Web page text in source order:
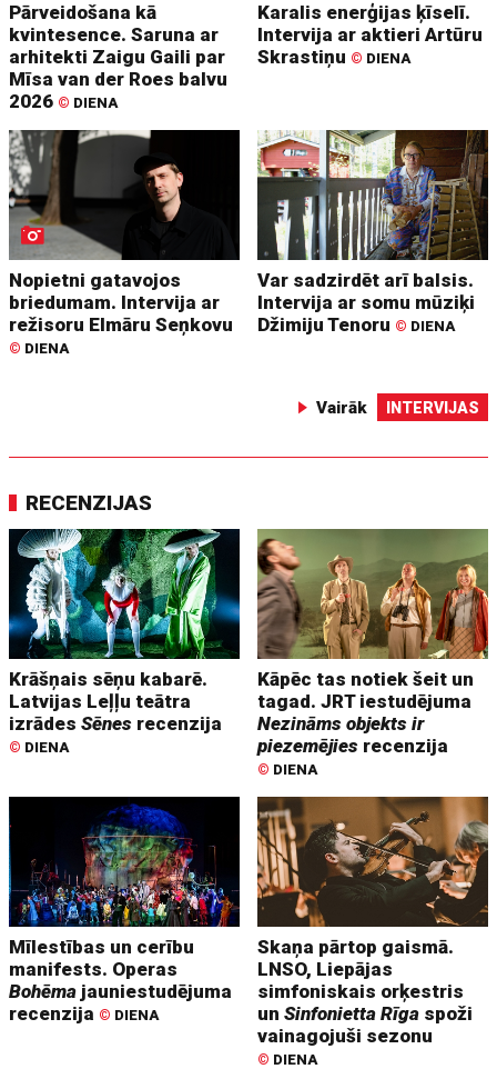
Pārveidošana kā
kvintesence. Saruna ar
arhitekti Zaigu Gaili par
Mīsa van der Roes balvu
2026 © DIENA
Karalis enerģijas ķīselī.
Intervija ar aktieri Artūru
Skrastiņu © DIENA
Nopietni gatavojos
briedumam. Intervija ar
režisoru Elmāru Seņkovu
© DIENA
Var sadzirdēt arī balsis.
Intervija ar somu mūziķi
Džimiju Tenoru © DIENA
Vairāk INTERVIJAS
RECENZIJAS
Krāšņais sēņu kabarē.
Latvijas Leļļu teātra
izrādesSēnes recenzija
© DIENA
Kāpēc tas notiek šeit un
tagad. JRT iestudējuma
Nezināms objekts ir
piezemējies recenzija
© DIENA
Mīlestības un cerību
manifests. Operas
Bohēma jauniestudējuma
recenzija © DIENA
Skaņa pārtop gaismā.
LNSO, Liepājas
simfoniskais orķestris
unSinfonietta Rīga spoži
vainagojuši sezonu
© DIENA